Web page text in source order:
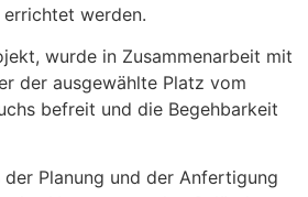
werden.
wurde in Zusammenarbeit mit
der ausgewählte Platz vom
befreit und die Begehbarkeit
Planung und der Anfertigung